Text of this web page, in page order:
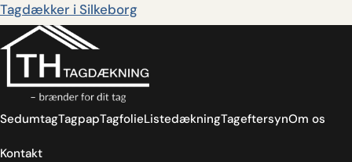
Tagdækker i Silkeborg
SedumtagTagpapTagfolieListedækningTageftersynOm os
Kontakt